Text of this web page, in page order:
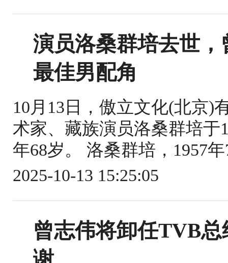
演员洛桑群培去世
最佳男配角
10月13日，傲立文化(北京)
术家、藏族演员洛桑群培于
年68岁。 洛桑群培，1957
2025-10-13 15:25:05
曾志伟将卸任TVB